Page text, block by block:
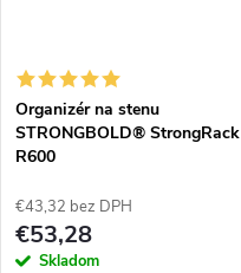
Organizér na stenu
STRONGBOLD® StrongRack
R600
€43,32 bez DPH
€53,28
Skladom